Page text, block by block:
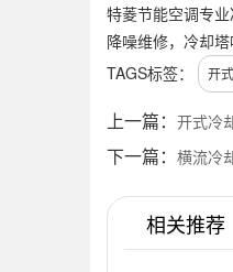
特菱节能空调专
降噪维修，冷却
TAGS标签：
开
上一篇： 开式冷
下一篇： 横流冷
相关推荐